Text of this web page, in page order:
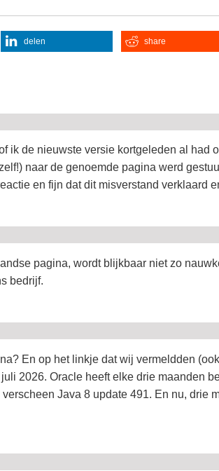
delen share
ik de nieuwste versie kortgeleden al had
naar de genoemde pagina werd
en fijn dat dit misverstand verklaard
pagina, wordt blijkbaar niet zo
bedrijf.
En op het linkje dat wij vermeldden
2026. Oracle heeft elke drie maanden
Java 8 update 491. En nu, drie